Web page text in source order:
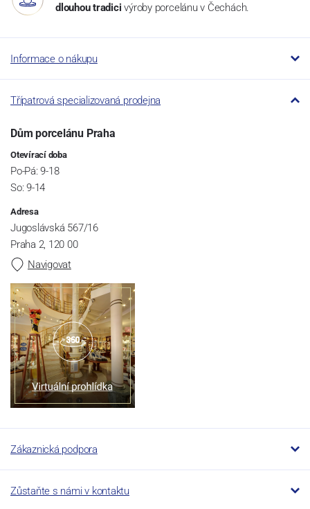
dlouhou tradici výroby porcelánu v Čechách.
Informace o nákupu
Třípatrová specializovaná prodejna
Dům porcelánu Praha
Otevírací doba
Po-Pá: 9-18
So: 9-14
Adresa
Jugoslávská 567/16
Praha 2, 120 00
Navigovat
Zákaznická podpora
Zůstaňte s námi v kontaktu